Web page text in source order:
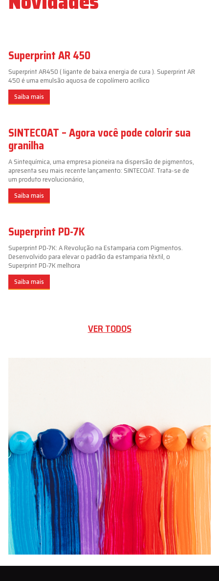
Superprint AR 450
Superprint AR450 ( ligante de baixa energia de cura ). Superprint AR
450 é uma emulsão aquosa de copolímero acrílico
Saiba mais
SINTECOAT – Agora você pode colorir sua
granilha
A Sintequímica, uma empresa pioneira na dispersão de pigmentos,
apresenta seu mais recente lançamento: SINTECOAT. Trata-se de
um produto revolucionário,
Saiba mais
Superprint PD-7K
Superprint PD-7K: A Revolução na Estamparia com Pigmentos.
Desenvolvido para elevar o padrão da estamparia têxtil, o
Superprint PD-7K melhora
Saiba mais
VER TODOS